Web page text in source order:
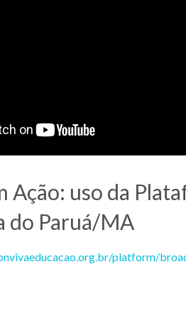
Ação: uso da
do Paruá/MA
platform/